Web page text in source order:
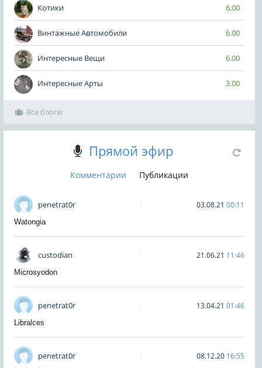
Котики 6.00
Винтажные Автомобили 6.00
Интересные Вещи 6.00
Интересные Арты 3.00
Все блоги
Прямой эфир
Комментарии Публикации
penetrat0r 03.08.21 00:11
Watongia
custodian 21.06.21 11:46
Microsyodon
penetrat0r 13.04.21 01:46
Libralces
penetrat0r 08.12.20 16:55